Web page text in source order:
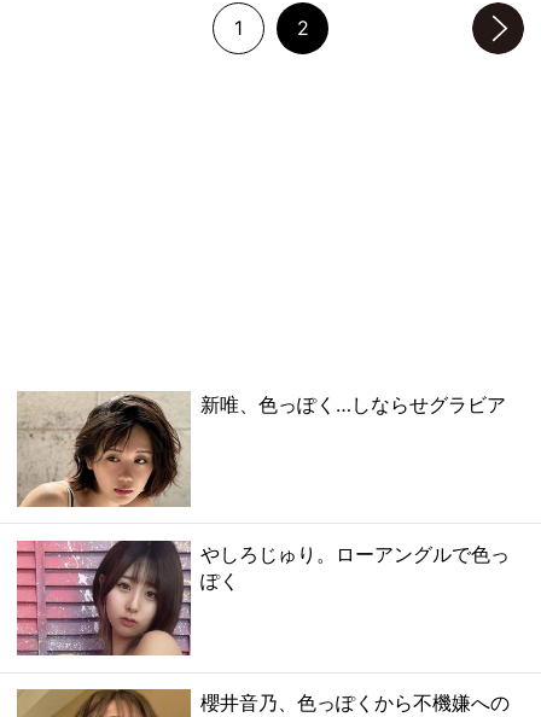
1 2
新唯、色っぽく…しならせグラビア
やしろじゅり。ローアングルで色っ
ぽく
櫻井音乃、色っぽくから不機嫌への